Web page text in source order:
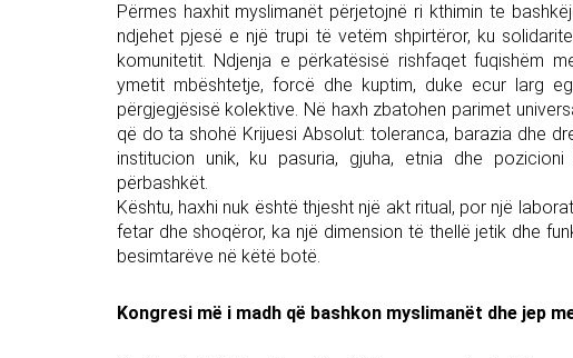
Përmes haxhit myslimanët përjetojnë ri kthimin te
ndjehet pjesë e një trupi të vetëm shpirtëror, ku
komunitetit. Ndjenja e përkatësisë rishfaqet fuqishëm
ymetit mbështetje, forcë dhe kuptim, duke ecur larg
përgjegjësisë kolektive. Në haxh zbatohen parimet
që do ta shohë Krijuesi Absolut: toleranca, barazia dhe
institucion unik, ku pasuria, gjuha, etnia dhe
përbashkët.
Kështu, haxhi nuk është thjesht një akt ritual, por një
fetar dhe shoqëror, ka një dimension të thellë jetik dhe
besimtarëve në këtë botë.
Kongresi më i madh që bashkon myslimanët dhe jep